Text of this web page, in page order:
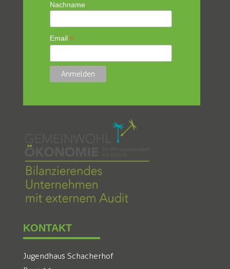
Nachname
Email*
KONTAKT
Jugendhaus Schacherhof